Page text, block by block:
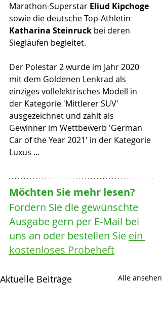
Marathon-Superstar Eliud Kipchoge
sowie die deutsche Top-Athletin
Katharina Steinruck bei deren
Siegläufen begleitet.
Der Polestar 2 wurde im Jahr 2020
mit dem Goldenen Lenkrad als
einziges vollelektrisches Modell in
der Kategorie 'Mittlerer SUV'
ausgezeichnet und zählt als
Gewinner im Wettbewerb 'German
Car of the Year 2021' in der Kategorie
Luxus ...
Möchten Sie mehr lesen?
Fordern Sie die gewünschte
Ausgabe gern per E-Mail bei
uns an oder bestellen Sie ein
kostenloses Probeheft
Aktuelle Beiträge Alle ansehen